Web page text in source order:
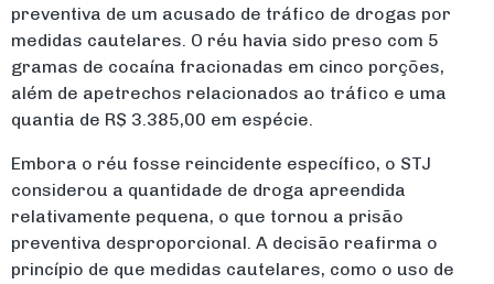
preventiva de um acusado de tráfico de drogas por
medidas cautelares. O réu havia sido preso com 5
gramas de cocaína fracionadas em cinco porções,
além de apetrechos relacionados ao tráfico e uma
quantia de R$ 3.385,00 em espécie.
Embora o réu fosse reincidente específico, o STJ
considerou a quantidade de droga apreendida
relativamente pequena, o que tornou a prisão
preventiva desproporcional. A decisão reafirma o
princípio de que medidas cautelares, como o uso de